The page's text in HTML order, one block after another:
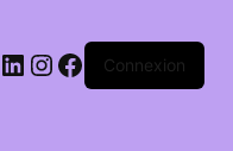
LinkedIn
Instagram
Facebook
Connexion